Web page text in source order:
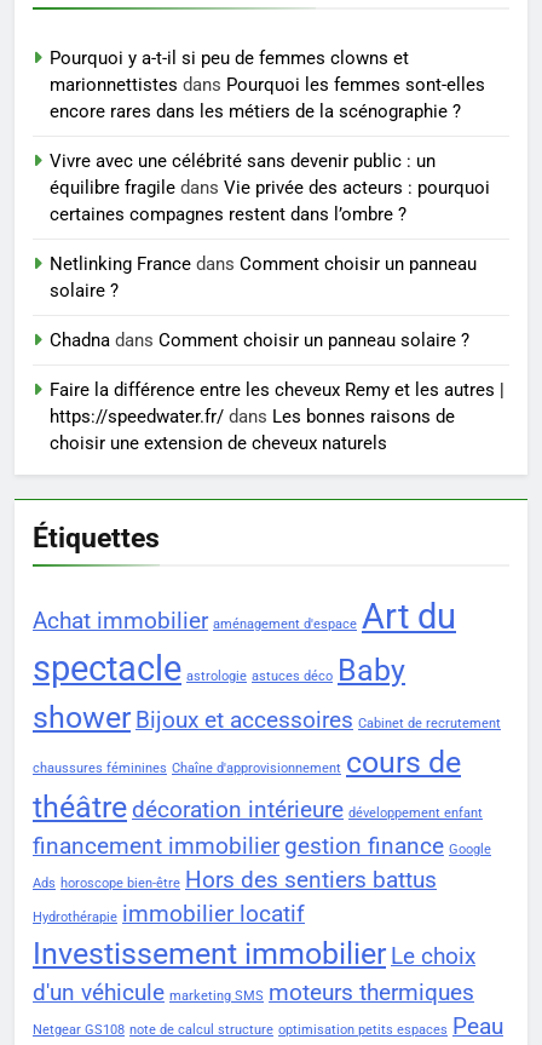
7
seniors: aménagement et
exercices
BIEN ÊTRE
8
Voyance à La Rochelle : où
sérieux à un tarif juste ?
BIEN ÊTRE
Pourquoi y a-t-il si peu de femmes clowns et
marionnettistes dans Pourquoi les femmes sont-elles
encore rares dans les métiers de la scénographie ?
Vivre avec une célébrité sans devenir public : un
équilibre fragile dans Vie privée des acteurs : pourquoi
certaines compagnes restent dans l’ombre ?
Netlinking France dans Comment choisir un panneau
solaire ?
Chadna dans Comment choisir un panneau solaire ?
Faire la différence entre les cheveux Remy et les autres |
https://speedwater.fr/ dans Les bonnes raisons de
choisir une extension de cheveux naturels
Étiquettes
Achat immobilier aménagement d'espace Art du
spectacle astrologie astuces déco Baby
shower Bijoux et accessoires Cabinet de recrutement
chaussures féminines Chaîne d'approvisionnement cours de
théâtre décoration intérieure développement enfant
financement immobilier gestion finance Google
Ads horoscope bien-être Hors des sentiers battus
Hydrothérapie immobilier locatif
Investissement immobilier Le choix
d'un véhicule marketing SMS moteurs thermiques
Netgear GS108 note de calcul structure optimisation petits espaces Peau